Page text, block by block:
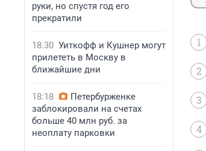
руки, но спустя год его
прекратили
18:30 Уиткофф и Кушнер могут
прилететь в Москву в
ближайшие дни
18:18
Петербурженке
заблокировали на счетах
больше 40 млн руб. за
неоплату парковки
1
2
3
4